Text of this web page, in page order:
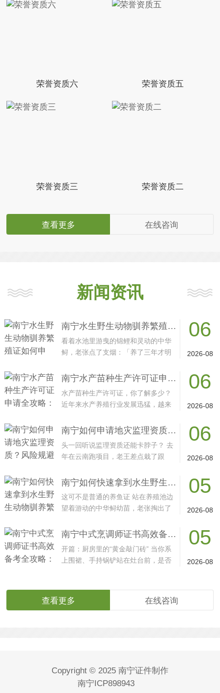
荣誉资质六 荣誉资质五
荣誉资质三 荣誉资质二
查看更多 在线咨询
新闻资讯
南宁水生野生动物驯养繁殖证如何申请？防范哪些风险需注意？
看着水池里游曳的锦鲤和灵动的中华
鲟，老张点了支烟：「养了三年才明
06
2026-08
南宁水产苗种生产许可证申请全攻略：材料清单与办理流程
水产苗种生产许可证，你了解多少？
近年来水产养殖行业发展迅猛，越来
06
2026-08
南宁如何申请地灾监理资质？风险规避技巧有哪些？
头一回听说监理资质还能卡脖子？ 去
年在云南跑项目，老王差点栽了跟
06
2026-08
南宁如何快速拿到水生野生动物驯养繁殖许可证？必备条件与通关秘籍
这可不是普通的养鱼证 站在养殖池边
望着游动的中华鲟幼苗，老张掏出了
05
2026-08
南宁中式烹调师证书高效备考全攻略：从入门到精通的进阶之路
开篇：厨房里的“黄金敲门砖” 当你系
上围裙、手持锅铲站在灶台前，是否
05
2026-08
查看更多 在线咨询
Copyright © 2025 南宁证件制作
南宁ICP898943